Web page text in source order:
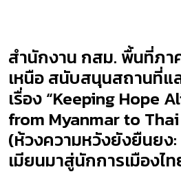
สำนักงาน กสม. พื้นที่ภา
เหนือ สนับสนุนสถานที่แ
เรื่อง “Keeping Hope
from Myanmar to
(ห้วงความหวังยังยืนยง
เมียนมาสู่นักการเมืองไ